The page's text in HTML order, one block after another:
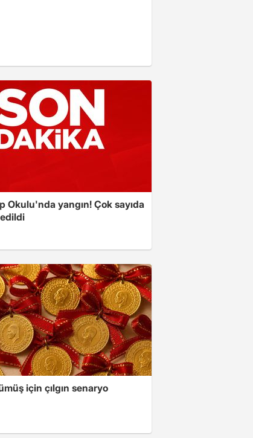
Okulu'nda yangın! Çok sayıda
için çılgın senaryo